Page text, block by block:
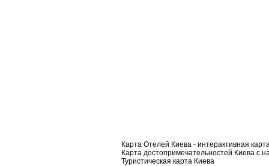
Карта Отелей Киева - интерактивная
Карта достопримечательностей Киева с
Туристическая карта Киева